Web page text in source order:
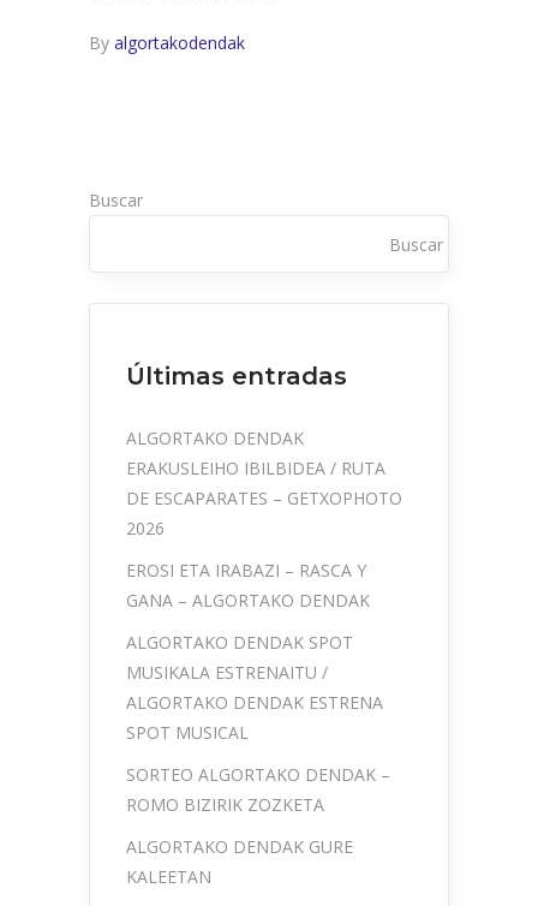
By algortakodendak
Buscar
Buscar
Últimas entradas
ALGORTAKO DENDAK
ERAKUSLEIHO IBILBIDEA / RUTA
DE ESCAPARATES – GETXOPHOTO
2026
EROSI ETA IRABAZI – RASCA Y
GANA – ALGORTAKO DENDAK
ALGORTAKO DENDAK SPOT
MUSIKALA ESTRENAITU /
ALGORTAKO DENDAK ESTRENA
SPOT MUSICAL
SORTEO ALGORTAKO DENDAK –
ROMO BIZIRIK ZOZKETA
ALGORTAKO DENDAK GURE
KALEETAN